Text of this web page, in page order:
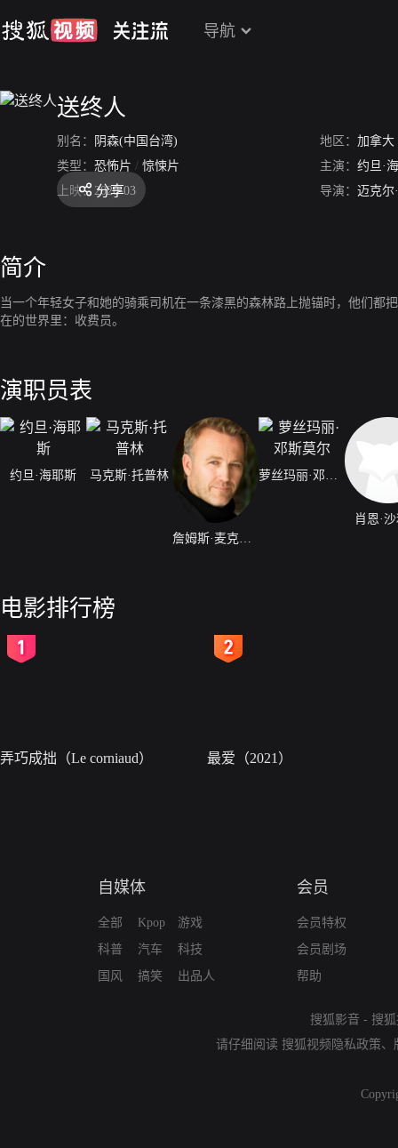
导航
送终人
别名： 阴森(中国台湾) 地区： 加拿大
类型： 恐怖片 / 惊悚片 主演： 约旦·
上映： 2020-03 导演： 迈克尔
分享
简介
当一个年轻女子和她的骑乘司机在一条漆黑的森林路上抛锚时，他们
在的世界里：收费员。
演职员表
约旦·海耶斯 马克斯·托普林 萝丝玛丽·邓斯莫尔
肖恩·
电影排行榜
弄巧成拙（Le corniaud） 最爱（2021）
自媒体
全部
科普
国风
Kpop
汽车
搞笑
游戏
科技
出品人
会员
会员特权
会员剧场
帮助
搜狐影音 - 搜
请仔细阅读 搜狐视频隐私政策、